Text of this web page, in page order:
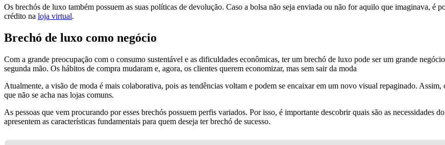
Os brechós de luxo também possuem as suas políticas de devolução. Caso a bolsa não seja enviada ou não for aquilo que imaginava,
crédito na loja virtual.
Brechó de luxo como negócio
Com a grande preocupação com o consumo sustentável e as dificuldades econômicas, ter um brechó de luxo pode ser um grande
segunda mão. Os hábitos de compra mudaram e, agora, os clientes querem economizar, mas sem sair da moda
Atualmente, a visão de moda é mais colaborativa, pois as tendências voltam e podem se encaixar em um novo visual repaginado.
que não se acha nas lojas comuns.
As pessoas que vem procurando por esses brechós possuem perfis variados. Por isso, é importante descobrir quais são as necessidades
apresentem as características fundamentais para quem deseja ter brechó de sucesso.